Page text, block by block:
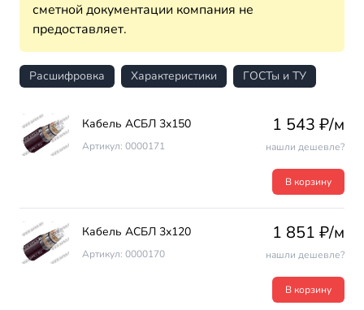
сметной документации компания не
предоставляет.
Расшифровка Характеристики ГОСТы и ТУ
Кабель АСБЛ 3х150
Артикул: 0000171
1 543 ₽/м
нашли дешевле?
В корзину
Кабель АСБЛ 3х120
Артикул: 0000170
1 851 ₽/м
нашли дешевле?
В корзину